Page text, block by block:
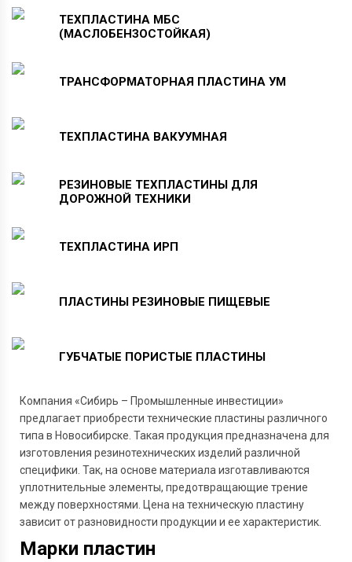
ТЕХПЛАСТИНА МБС
(МАСЛОБЕНЗОСТОЙКАЯ)
ТРАНСФОРМАТОРНАЯ ПЛАСТИНА УМ
ТЕХПЛАСТИНА ВАКУУМНАЯ
РЕЗИНОВЫЕ ТЕХПЛАСТИНЫ ДЛЯ
ДОРОЖНОЙ ТЕХНИКИ
ТЕХПЛАСТИНА ИРП
ПЛАСТИНЫ РЕЗИНОВЫЕ ПИЩЕВЫЕ
ГУБЧАТЫЕ ПОРИСТЫЕ ПЛАСТИНЫ
Компания «Сибирь – Промышленные инвестиции»
предлагает приобрести технические пластины различного
типа в Новосибирске. Такая продукция предназначена для
изготовления резинотехнических изделий различной
специфики. Так, на основе материала изготавливаются
уплотнительные элементы, предотвращающие трение
между поверхностями. Цена на техническую пластину
зависит от разновидности продукции и ее характеристик.
Марки пластин